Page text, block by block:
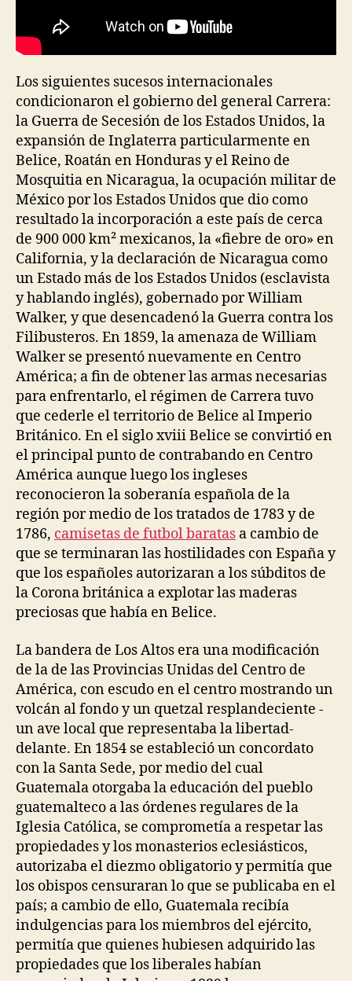
Los siguientes sucesos internacionales
condicionaron el gobierno del general Carrera:
la Guerra de Secesión de los Estados Unidos, la
expansión de Inglaterra particularmente en
Belice, Roatán en Honduras y el Reino de
Mosquitia en Nicaragua, la ocupación militar de
México por los Estados Unidos que dio como
resultado la incorporación a este país de cerca
de 900 000 km² mexicanos, la «fiebre de oro» en
California, y la declaración de Nicaragua como
un Estado más de los Estados Unidos (esclavista
y hablando inglés), gobernado por William
Walker, y que desencadenó la Guerra contra los
Filibusteros. En 1859, la amenaza de William
Walker se presentó nuevamente en Centro
América; a fin de obtener las armas necesarias
para enfrentarlo, el régimen de Carrera tuvo
que cederle el territorio de Belice al Imperio
Británico. En el siglo xviii Belice se convirtió en
el principal punto de contrabando en Centro
América aunque luego los ingleses
reconocieron la soberanía española de la
región por medio de los tratados de 1783 y de
1786, camisetas de futbol baratas a cambio de
que se terminaran las hostilidades con España y
que los españoles autorizaran a los súbditos de
la Corona británica a explotar las maderas
preciosas que había en Belice.
La bandera de Los Altos era una modificación
de la de las Provincias Unidas del Centro de
América, con escudo en el centro mostrando un
volcán al fondo y un quetzal resplandeciente -
un ave local que representaba la libertad-
delante. En 1854 se estableció un concordato
con la Santa Sede, por medio del cual
Guatemala otorgaba la educación del pueblo
guatemalteco a las órdenes regulares de la
Iglesia Católica, se comprometía a respetar las
propiedades y los monasterios eclesiásticos,
autorizaba el diezmo obligatorio y permitía que
los obispos censuraran lo que se publicaba en el
país; a cambio de ello, Guatemala recibía
indulgencias para los miembros del ejército,
permitía que quienes hubiesen adquirido las
propiedades que los liberales habían